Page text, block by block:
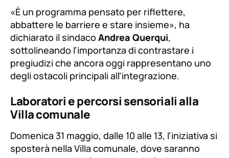
«È un programma pensato per riflettere,
abbattere le barriere e stare insieme», ha
dichiarato il sindaco Andrea Querqui,
sottolineando l’importanza di contrastare i
pregiudizi che ancora oggi rappresentano uno
degli ostacoli principali all’integrazione.
Laboratori e percorsi sensoriali alla
Villa comunale
Domenica 31 maggio, dalle 10 alle 13, l’iniziativa si
sposterà nella Villa comunale, dove saranno